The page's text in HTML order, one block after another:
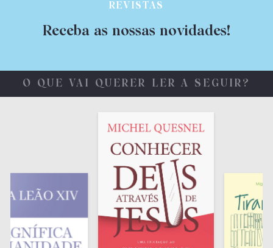
REVISTAS
Receba as nossas novidades!
O QUE VAI QUERER LER A SEGUIR?